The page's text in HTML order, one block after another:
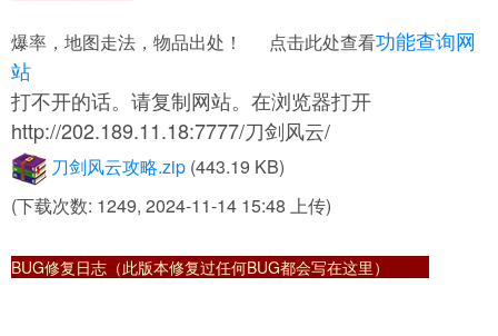
爆率，地图走法，物品出处！ 点击此处查看功能查询网
站
打不开的话。请复制网站。在浏览器打开
http://202.189.11.18:7777/刀剑风云/
刀剑风云攻略.zip (443.19 KB)
(下载次数: 1249, 2024-11-14 15:48 上传)
BUG修复日志（此版本修复过任何BUG都会写在这里）